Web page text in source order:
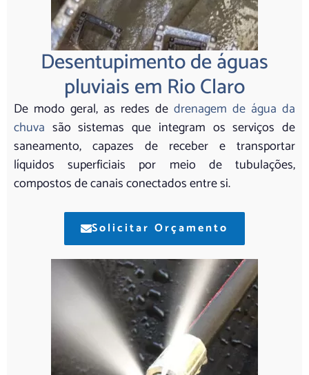
Desentupimento de águas
pluviais em Rio Claro
De modo geral, as redes de drenagem de água da
chuva são sistemas que integram os serviços de
saneamento, capazes de receber e transportar
líquidos superficiais por meio de tubulações,
compostos de canais conectados entre si.
Solicitar Orçamento